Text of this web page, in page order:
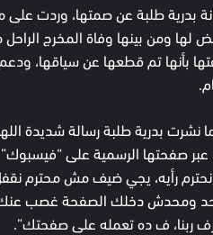
بدرية طلبة عن صمتها، وردت على
لها ومن بينها وفاة المخرج
بأنها تم قطعها عن سياقها،
نشرت بدرية طلبة رسالة شديدة
عبر صفحتها الرسمية على
رأيه، يجي ضيف مش محترم
ومحدش دخلك الصفحة غصب عنك
ربنا، ف ده تعمله على صفحتك”.